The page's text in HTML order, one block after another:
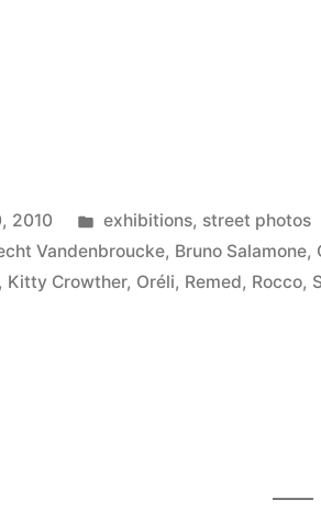
2010
Posted
in
exhibitions, street photos
Vandenbroucke, Bruno Salamone,
, Kitty Crowther, Oréli, Remed, Rocco,